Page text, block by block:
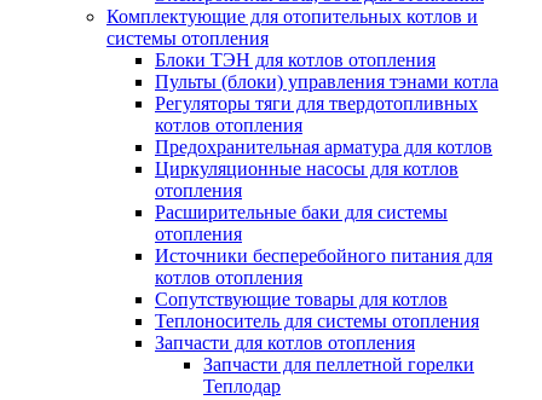
Комплектующие для отопительных котлов и
системы отопления
Блоки ТЭН для котлов отопления
Пульты (блоки) управления тэнами котла
Регуляторы тяги для твердотопливных
котлов отопления
Предохранительная арматура для котлов
Циркуляционные насосы для котлов
отопления
Расширительные баки для системы
отопления
Источники бесперебойного питания для
котлов отопления
Сопутствующие товары для котлов
Теплоноситель для системы отопления
Запчасти для котлов отопления
Запчасти для пеллетной горелки
Теплодар